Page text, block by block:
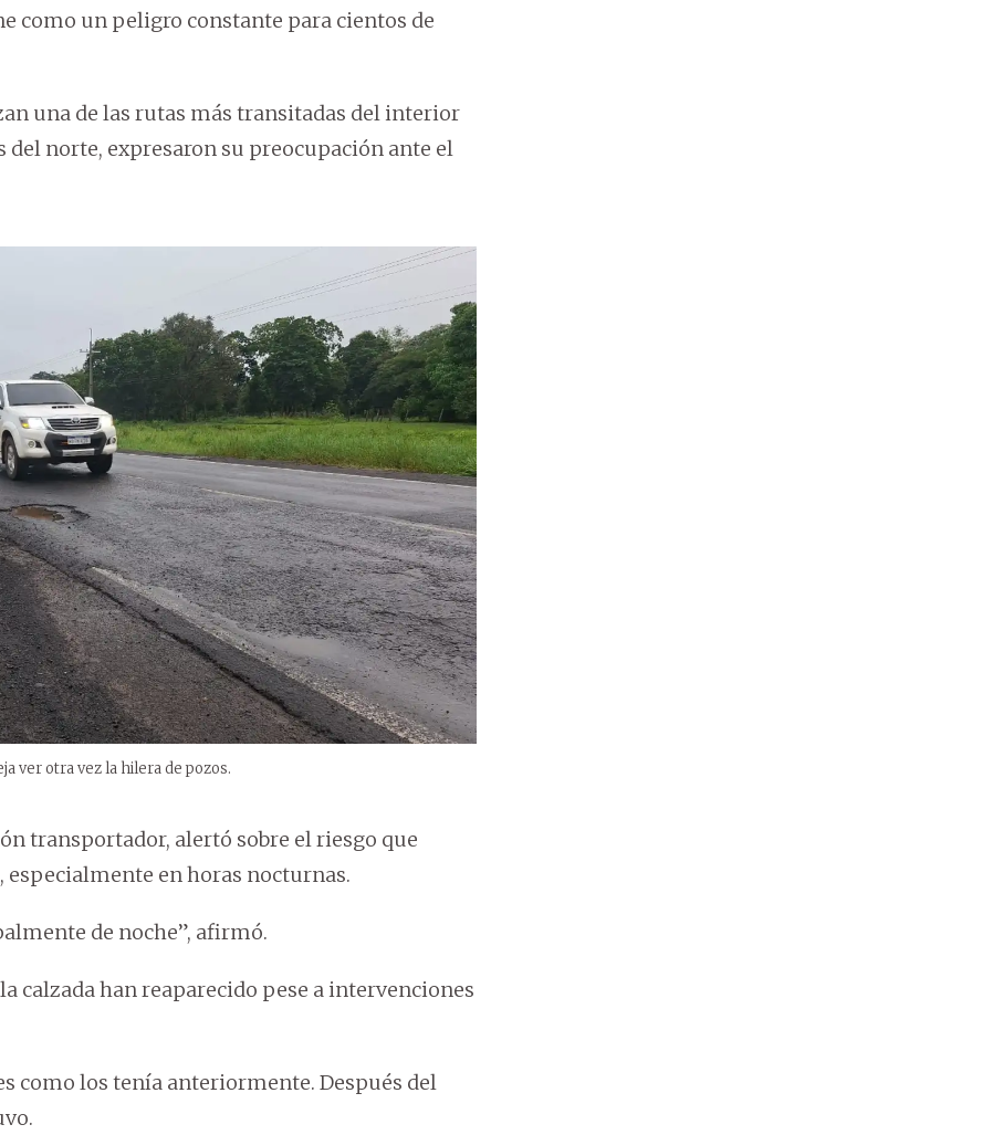
como un peligro constante para cientos de
una de las rutas más transitadas del interior
del norte, expresaron su preocupación ante el
ver otra vez la hilera de pozos.
transportador, alertó sobre el riesgo que
en horas nocturnas.
de noche”, afirmó.
calzada han reaparecido pese a intervenciones
como los tenía anteriormente. Después del